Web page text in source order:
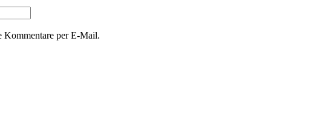
Kommentare per E-Mail.